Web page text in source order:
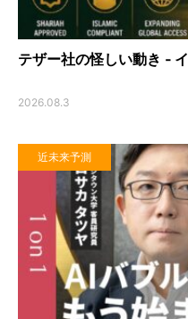
テザー社の怪しい動き ‐
2026.08.3
近未来予測